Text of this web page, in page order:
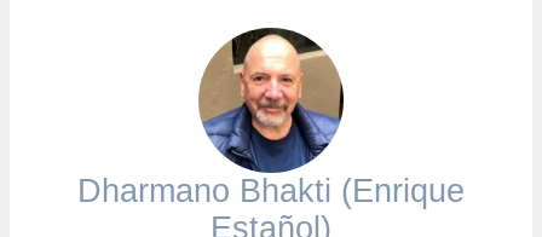
Dharmano Bhakti (Enrique
Estañol)